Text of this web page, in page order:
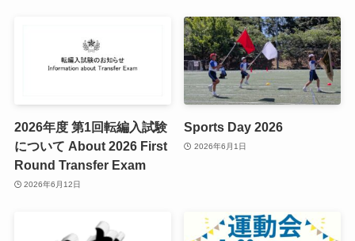
2026年度 第1回転編入試験
について About 2026 First
Round Transfer Exam
2026年6月12日
Sports Day 2026
2026年6月1日